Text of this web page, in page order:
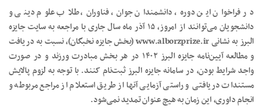
در فراخوان این دوره، دانشمندان جوان، فناوران، طلاب علوم دینی و
دانشجویان می‌توانند از امروز، ۱۵ آذر ماه سال جاری با مراجعه به سایت جایزه
البرز به نشانی www.alborzprize.ir (بخش جایزه نخبگان)، نسبت به دریافت
و مطالعه آیین‌نامه جایزه البرز ۱۴۰۲ در هر بخش مبادرت ورزند و در صورت
واجد شرایط بودن، در سامانه جایزه البرز ثبت‌نام کنند. با توجه به لزوم پالایش
مستندات دریافتی و راستی آزمایی آنها از طریق استعلام از مراجع مربوطه و
انجام داوری، این زمان به هیچ عنوان تمدید نمی‌شود.